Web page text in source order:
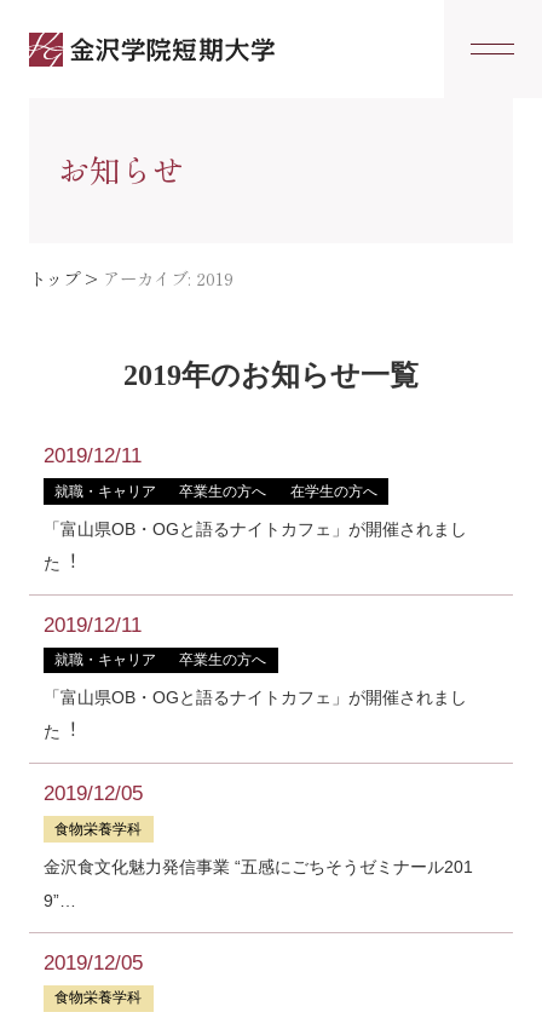
お知らせ
トップ> アーカイブ: 2019
2019年のお知らせ一覧
2019/12/11
就職・キャリア 卒業生の方へ 在学生の方へ
「富⼭県OB・OGと語るナイトカフェ」が開催されまし
た︕
2019/12/11
就職・キャリア 卒業生の方へ
「富⼭県OB・OGと語るナイトカフェ」が開催されまし
た︕
2019/12/05
食物栄養学科
金沢食文化魅力発信事業 “五感にごちそうゼミナール201
9”…
2019/12/05
食物栄養学科